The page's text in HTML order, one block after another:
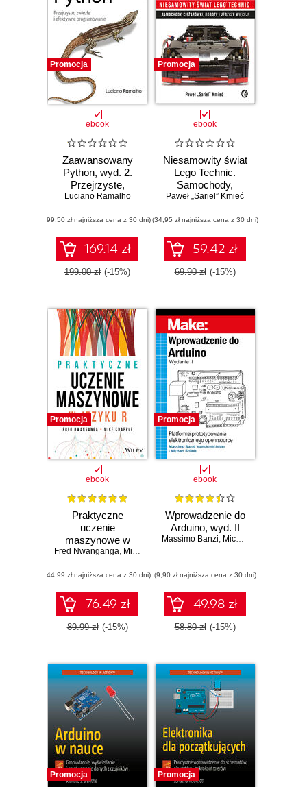
Promocja
ebook
Zaawansowany
Python, wyd. 2.
Przejrzyste,
zwięzłe i
programowanie
Luciano Ramalho
(99,50 zł najniższa cena z 30 dni)
169.14 zł
199.00 zł (-15%)
Promocja
ebook
Niesamowity świat
Lego Technic.
Samochody,
ciężarówki, roboty i
Paweł „Sariel” Kmieć
(34,95 zł najniższa cena z 30 dni)
59.42 zł
69.90 zł (-15%)
Promocja
ebook
Praktyczne
uczenie
maszynowe w
języku R
Fred Nwanganga, Mike Chapple
(44,99 zł najniższa cena z 30 dni)
76.49 zł
89.99 zł (-15%)
Promocja
ebook
Wprowadzenie do
Arduino, wyd. II
Massimo Banzi, Michael Shiloh
(9,90 zł najniższa cena z 30 dni)
49.98 zł
58.80 zł (-15%)
Promocja Promocja